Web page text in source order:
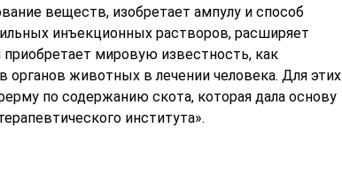
веществ, изобретает ампулу и способ
инъекционных растворов, расширяет
мировую известность, как
органов животных в лечении человека. Для этих
по содержанию скота, которая дала основу
института».